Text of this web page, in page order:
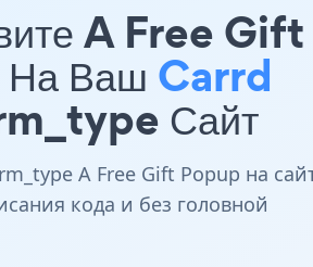
A Free Gift
Ваш Carrd
Сайт
A Free Gift Popup на
кода и без головной